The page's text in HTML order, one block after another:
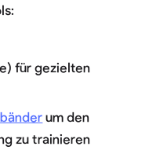
für gezielten
um den
zu trainieren